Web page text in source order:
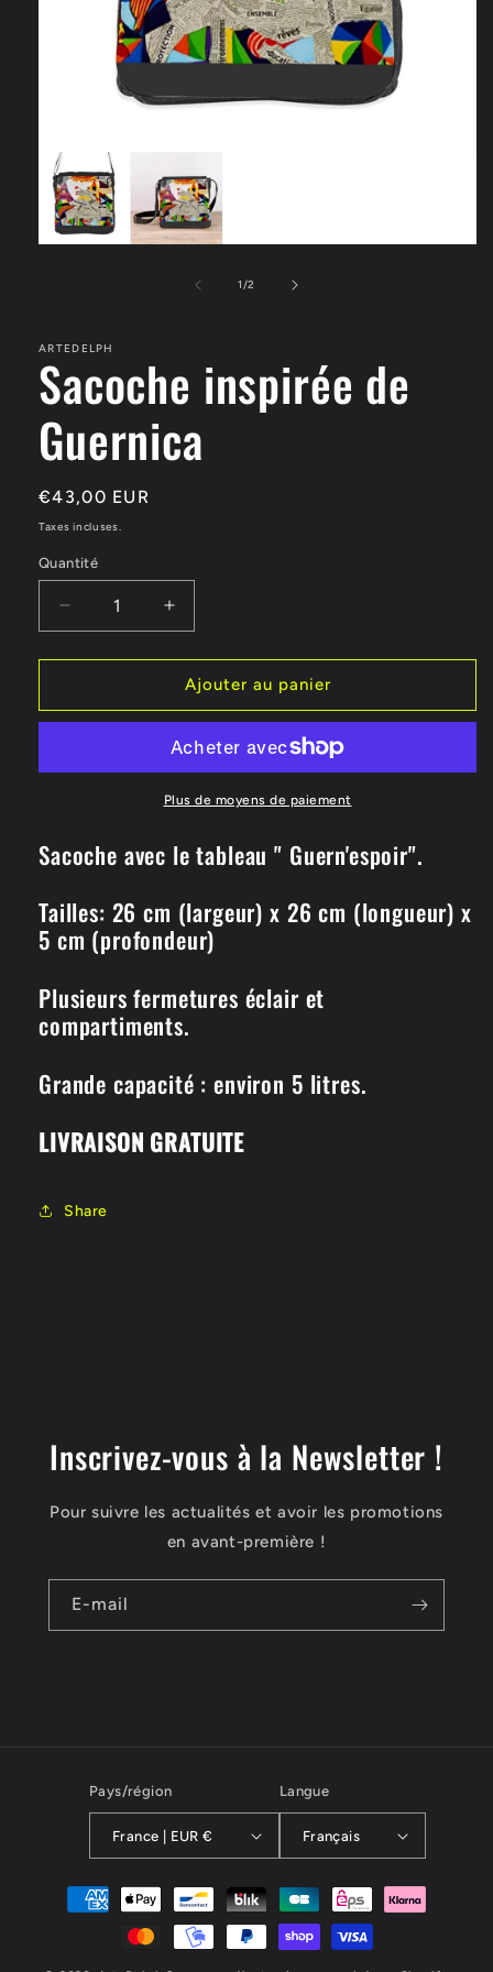
fenêtre
modale
1/de
2
ARTEDELPH
Sacoche inspirée de
Guernica
Prix
habituel
€43,00 EUR
Taxes incluses.
Quantité
Réduire
la
quantité
Sacoche
Guernica
Augmenter
la
quantité
de
Sacoche
de
Guernica
Ajouter au panier
Plus de moyens de paiement
Sacoche avec le tableau " Guern'espoir".
Tailles: 26 cm (largeur) x 26 cm (longueur) x
5 cm (profondeur)
Plusieurs fermetures éclair et
compartiments.
Grande capacité : environ 5 litres.
LIVRAISON GRATUITE
Share
Inscrivez-vous à la Newsletter !
Pour suivre les actualités et avoir les promotions
en avant-première !
E-mail
Pays/région
France | EUR €
Langue
Français
Moyens